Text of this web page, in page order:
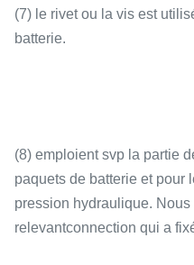
(7) le rivet ou la vis est
batterie.
(8) emploient svp la partie
paquets de batterie et pour
pression hydraulique.
relevantconnection qui a